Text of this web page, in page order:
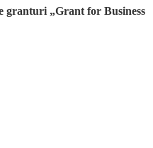
granturi „Grant for Business